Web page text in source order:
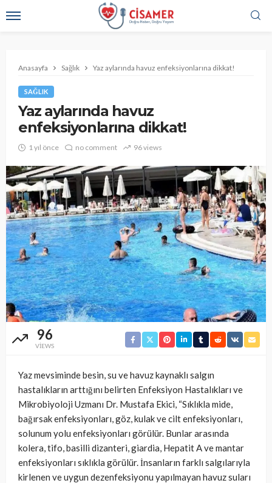
Anasayfa Sağlık Yaz aylarında havuz enfeksiyonlarına dikkat!
SAĞLIK
Yaz aylarında havuz
enfeksiyonlarına dikkat!
1 yıl önce no comment 96 views
96
VIEWS
Yaz mevsiminde besin, su ve havuz kaynaklı salgın
hastalıkların arttığını belirten Enfeksiyon Hastalıkları ve
Mikrobiyoloji Uzmanı Dr. Mustafa Ekici, “Sıklıkla mide,
bağırsak enfeksiyonları, göz, kulak ve cilt enfeksiyonları,
solunum yolu enfeksiyonları görülür. Bunlar arasında
kolera, tifo, basilli dizanteri, giardia, Hepatit A ve mantar
enfeksiyonları sıklıkla görülür. İnsanların farklı salgılarıyla
kirlenen ve uygun dezenfeksiyonu yapılmayan havuz suları